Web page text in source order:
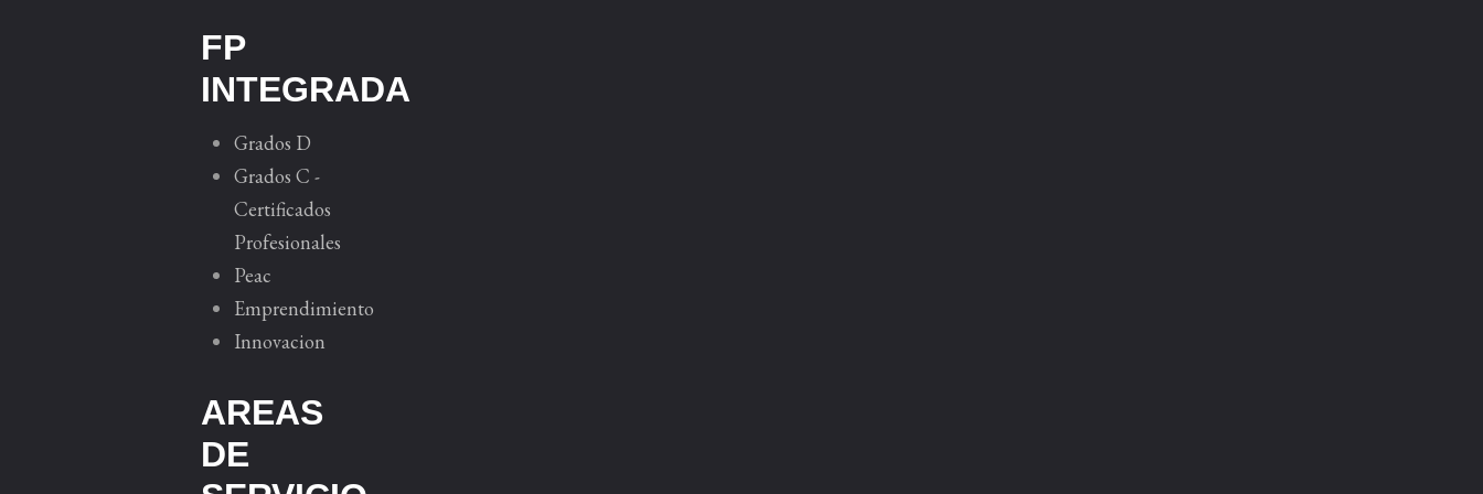
FP
INTEGRADA
Grados D
Grados C -
Certificados
Profesionales
Peac
Emprendimiento
Innovacion
AREAS
DE